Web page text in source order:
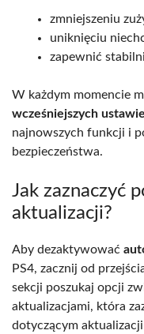
zmniejszeniu
uniknięciu
zapewnić
W każdym momencie
wcześniejszych
najnowszych funkcji i
bezpieczeństwa.
Jak zaznaczyć
aktualizacji?
Aby dezaktywować
PS4, zacznij od
sekcji poszukaj opcji
aktualizacjami, która
dotyczącym